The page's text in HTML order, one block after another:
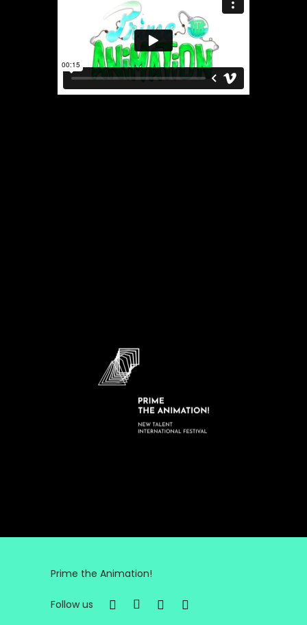
Prime the Animation!
Follow us